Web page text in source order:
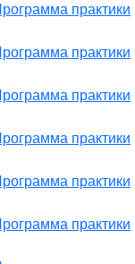
практики
практики
практики
практики
практики
практики